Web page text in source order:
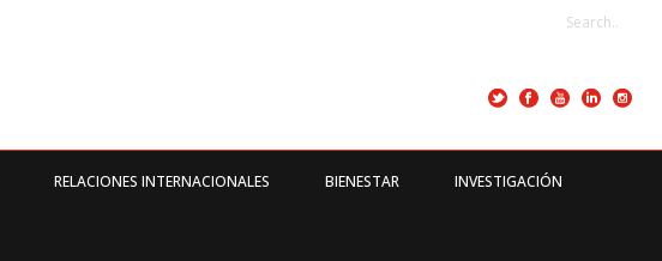
RELACIONES INTERNACIONALES BIENESTAR INVESTIGACIÓN